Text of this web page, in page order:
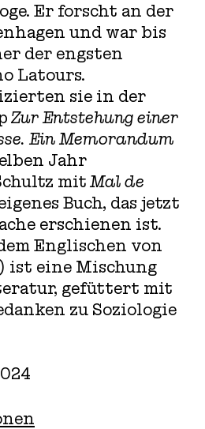
Er forscht an der
und war bis
der engsten
Latours.
sie in der
Zur Entstehung einer
Ein Memorandum
Jahr
mitMal de
Buch, das jetzt
erschienen ist.
Englischen von
ist eine Mischung
gefüttert mit
zu Soziologie